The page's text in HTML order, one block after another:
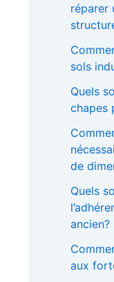
réparer
sols
Quels
chapes
de
Quels
ancien?
aux